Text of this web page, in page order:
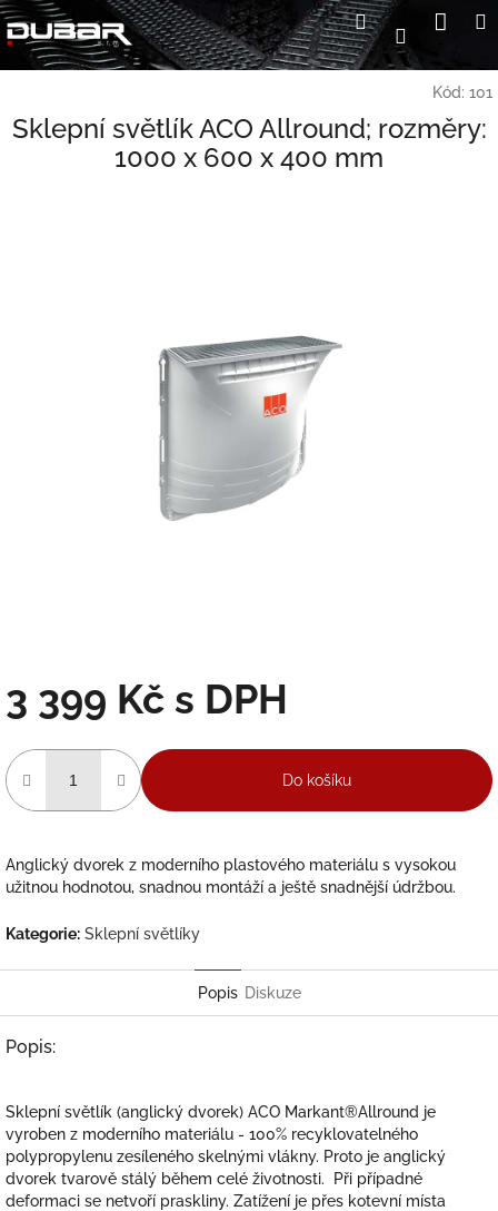
Přejít
na
obsah
Hledat
Přihlášení
Kód: 101
Sklepní světlík ACO Allround; rozměry:
1000 x 600 x 400 mm
3 399 Kč
cena:
Do košíku
Anglický dvorek z moderního plastového materiálu s vysokou
užitnou hodnotou, snadnou montáží a ještě snadnější údržbou.
Kategorie: Sklepní světlíky
Popis Diskuze
Popis:
Sklepní světlík (anglický dvorek) ACO Markant®Allround je
vyroben z moderního materiálu - 100% recyklovatelného
polypropylenu zesíleného skelnými vlákny. Proto je anglický
dvorek tvarově stálý během celé životnosti. Při případné
deformaci se netvoří praskliny. Zatížení je přes kotevní místa